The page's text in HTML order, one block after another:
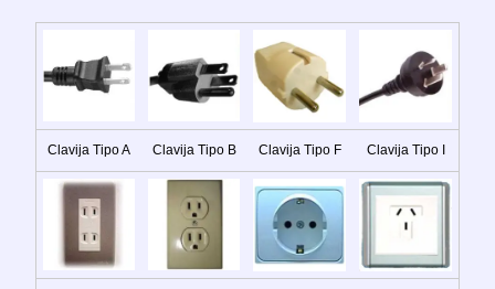
Clavija Tipo A Clavija Tipo B Clavija Tipo F Clavija Tipo I